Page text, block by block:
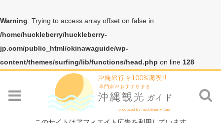
Warning: Trying to access array offset on false in
/home/huckleberry/huckleberry-
jp.com/public_html/okinawaguide/wp-
content/themes/surfing/lib/functions/head.php on line 128